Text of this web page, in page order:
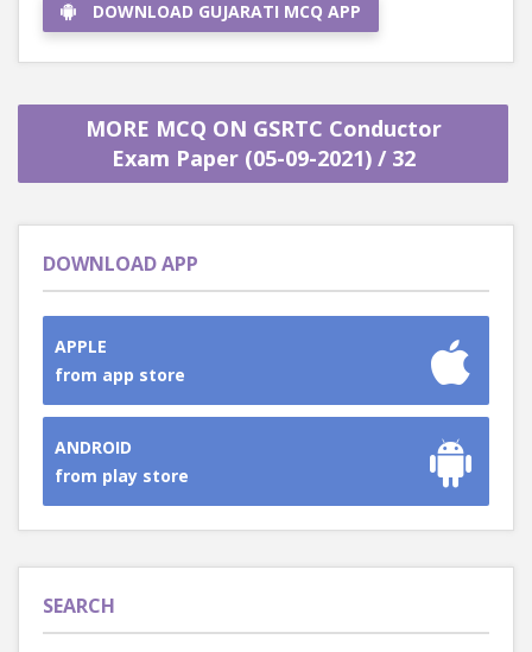
DOWNLOAD GUJARATI MCQ APP
MORE MCQ ON GSRTC Conductor
Exam Paper (05-09-2021) / 32
DOWNLOAD APP
APPLE
from app store
ANDROID
from play store
SEARCH